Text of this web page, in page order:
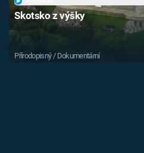
Skotsko z výšky
Přírodopisný / Dokumentární